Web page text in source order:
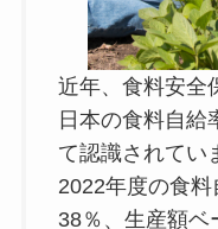
近年、食料安全
日本の食料自給
て認識されてい
2022年度の食
38％、生産額ベ